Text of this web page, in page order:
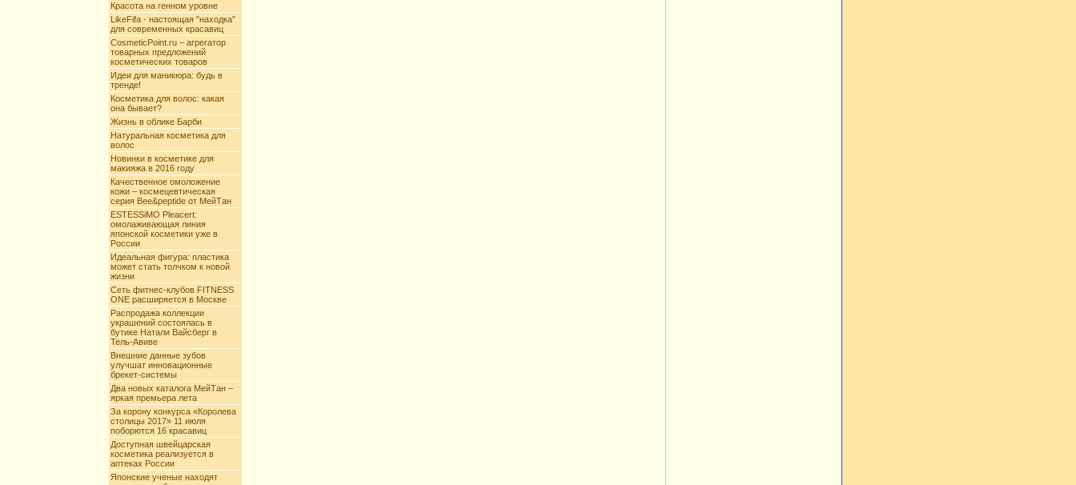
Красота на генном уровне
LikeFifa - настоящая "находка"
для современных красавиц
CosmeticPoint.ru – агрегатор
товарных предложений
косметических товаров
Идеи для маникюра: будь в
тренде!
Косметика для волос: какая
она бывает?
Жизнь в облике Барби
Натуральная косметика для
волос
Новинки в косметике для
макияжа в 2016 году
Качественное омоложение
кожи – космецевтическая
серия Bee&peptide от МейТан
ESTESSiMO Pleacert:
омолаживающая линия
японской косметики уже в
России
Идеальная фигура: пластика
может стать толчком к новой
жизни
Сеть фитнес-клубов FITNESS
ONE расширяется в Москве
Распродажа коллекции
украшений состоялась в
бутике Натали Вайсберг в
Тель-Авиве
Внешние данные зубов
улучшат инновационные
брекет-системы
Два новых каталога МейТан –
яркая премьера лета
За корону конкурса «Королева
столицы 2017» 11 июля
поборются 16 красавиц
Доступная швейцарская
косметика реализуется в
аптеках России
Японские ученые находят